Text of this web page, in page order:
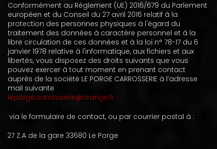
Conformément au Règlement (UE) 2016/679 du Parlement
européen et du Conseil du 27 avril 2016 relatif à la
protection des personnes physiques à l'égard du
traitement des données à caractère personnel et à la
libre circulation de ces données et à la loi n° 78-17 du 6
janvier 1978 relative à l'informatique, aux fichiers et aux
libertés, vous disposez des droits suivants que vous
pouvez exercer à tout moment en prenant contact
auprès de la société LE PORGE CARROSSERIE à l’adresse
mail suivante
leporge.carrosserie@orange.fr
via le formulaire de contact, ou par courrier postal à :
27 Z.A de la gare 33680 Le Porge